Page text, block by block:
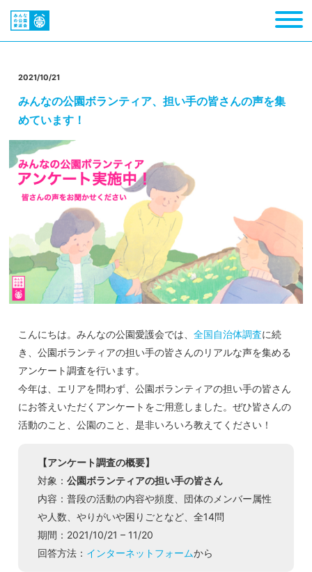
2021/10/21
みんなの公園ボランティア、担い手の皆さんの声を集
めています！
こんにちは。みんなの公園愛護会では、 全国自治体調査に続
き、公園ボランティアの担い手の皆さんのリアルな声を集める
アンケート調査を行います。
今年は、エリアを問わず、公園ボランティアの担い手の皆さん
にお答えいただくアンケートをご用意しました。ぜひ皆さんの
活動のこと、公園のこと、是非いろいろ教えてください！
【アンケート調査の概要】
対象： 公園ボランティアの担い手の皆さん
内容：普段の活動の内容や頻度、団体のメンバー属性
や人数、やりがいや困りごとなど、全14問
期間：2021/10/21 – 11/20
回答方法： インターネットフォームから